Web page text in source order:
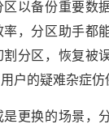
以备份重要数
率，分区助手都
分区，恢复被
户的疑难杂症仿
更换的场景，